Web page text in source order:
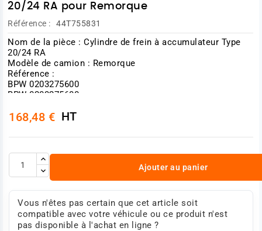
20/24 RA pour Remorque
Référence : 44T755831
Nom de la pièce : Cylindre de frein à accumulateur Type
20/24 RA
Modèle de camion : Remorque
Référence :
BPW 0203275600
BPW 0203275600
KNORR-BREMSE II31407
KNORR-BREMSE II31407AT
KNORR-BREMSE II31407ES
SCANIA 1935451
WABCO 9254601020
WABCO 9254601020
WABCO 9254800500
WABCO 9254800500
Photo non contractuelle
168,48 € HT
Ajouter au panier
Vous n'êtes pas certain que cet article soit
compatible avec votre véhicule ou ce produit n'est
pas disponible à l'achat en ligne ?